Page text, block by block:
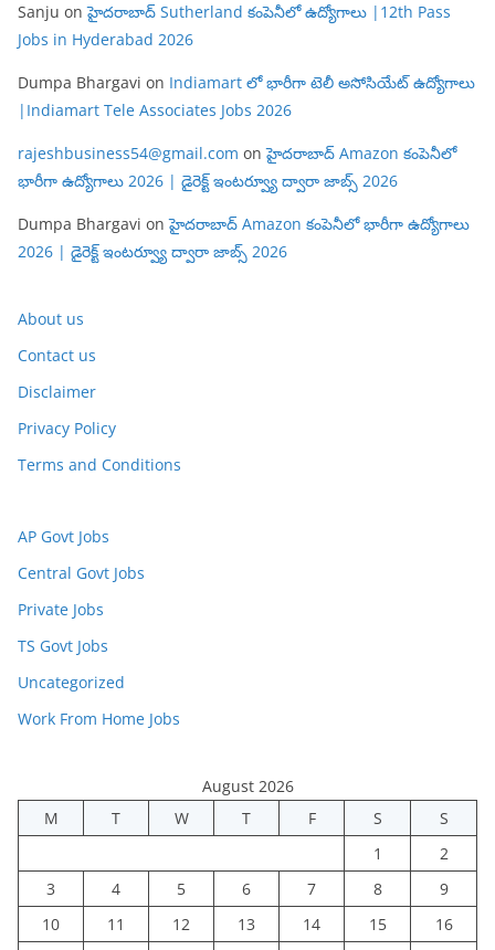
Sanju onహైదరాబాద్ Sutherland కంపెనీలో ఉద్యోగాలు |12th Pass
Jobs in Hyderabad 2026
Dumpa Bhargavi on Indiamart లో భారీగా టెలీ అసోసియేట్ ఉద్యోగాలు
|Indiamart Tele Associates Jobs 2026
rajeshbusiness54@gmail.com onహైదరాబాద్ Amazon కంపెనీలో
భారీగా ఉద్యోగాలు 2026 | డైరెక్ట్ ఇంటర్వ్యూ ద్వారా జాబ్స్ 2026
Dumpa Bhargavi onహైదరాబాద్ Amazon కంపెనీలో భారీగా ఉద్యోగాలు
2026 | డైరెక్ట్ ఇంటర్వ్యూ ద్వారా జాబ్స్ 2026
About us
Contact us
Disclaimer
Privacy Policy
Terms and Conditions
AP Govt Jobs
Central Govt Jobs
Private Jobs
TS Govt Jobs
Uncategorized
Work From Home Jobs
August 2026
M
T W T F S
S
1
2
3
4 5 6 7 8
9
10
11 12 13 14 15
16